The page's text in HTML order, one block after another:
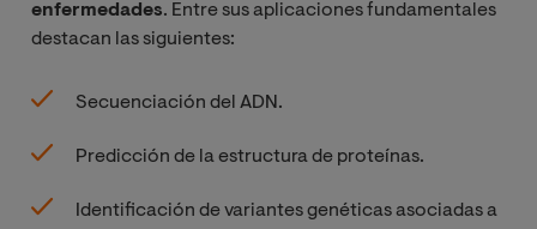
enfermedades. Entre sus aplicaciones fundamentales
destacan las siguientes:
Secuenciación del ADN.
Predicción de la estructura de proteínas.
Identificación de variantes genéticas asociadas a